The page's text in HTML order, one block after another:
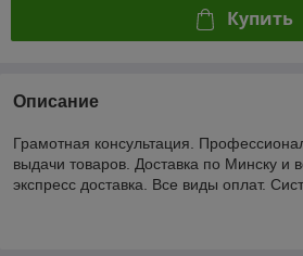
Купить
Описание
Грамотная консультация.
выдачи товаров. Доставка по Минску и
экспресс доставка. Все виды оплат.